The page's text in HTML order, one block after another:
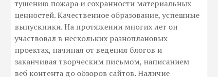
тушению пожара и сохранности материальных
ценностей. Качественное образование, успешные
выпускники. На протяжении многих лет он
участвовал в нескольких разноплановых
проектах, начиная от ведения блогов и
заканчивая творческим письмом, написанием
веб контента до обзоров сайтов. Наличие